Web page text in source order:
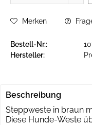
Merken
Bestell-Nr.:
Hersteller:
Beschreibung
Steppweste in braun
Diese Hunde-Weste